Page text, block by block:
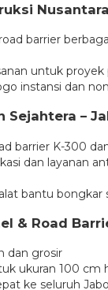
barrier
untuk
instansi dan
Sejahtera –
barrier K-300
dan layanan
bantu bongkar
& Road
dan grosir
ukuran 100 cm
ke seluruh